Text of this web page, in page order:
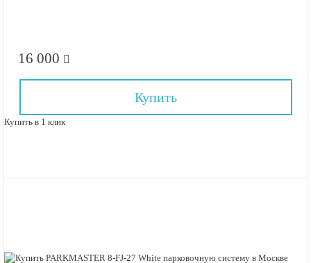
16 000
Купить
Купить в 1 клик